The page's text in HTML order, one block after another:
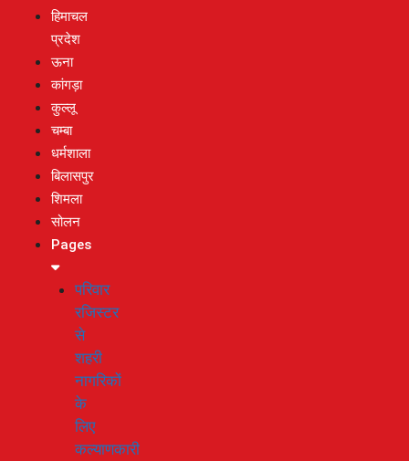
हिमाचल
प्रदेश
ऊना
कांगड़ा
कुल्लू
चम्बा
धर्मशाला
बिलासपुर
शिमला
सोलन
Pages
परिवार
रजिस्टर
से
शहरी
नागरिकों
के
लिए
कल्याणकारी